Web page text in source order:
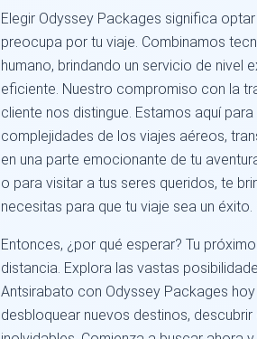
Elegir Odyssey Packages significa
preocupa por tu viaje. Combinamos
humano, brindando un servicio de nivel
eficiente. Nuestro compromiso con la
cliente nos distingue. Estamos aquí
complejidades de los viajes aéreos,
en una parte emocionante de tu
o para visitar a tus seres queridos, te
necesitas para que tu viaje sea un éxito.
Entonces, ¿por qué esperar? Tu
distancia. Explora las vastas
Antsirabato con Odyssey Packages
desbloquear nuevos destinos,